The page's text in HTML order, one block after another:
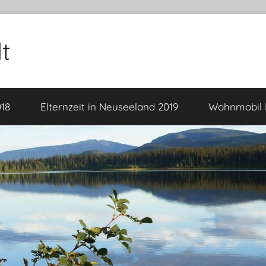
Elternzeit in Neuseeland 2019 Wohnmobil